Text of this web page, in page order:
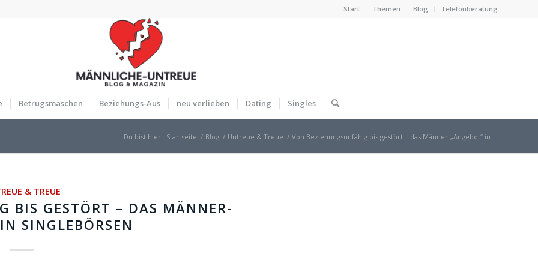
Start Themen Blog Telefonberatung
Betrugsmaschen Beziehungs-Aus neu verlieben Dating Singles
Du bist hier: Startseite / Blog / Untreue & Treue / Von Beziehungsunfähig bis gestört – das Männer-„Angebot“ in...
& TREUE
BIS GESTÖRT – DAS MÄNNER-
SINGLEBÖRSEN